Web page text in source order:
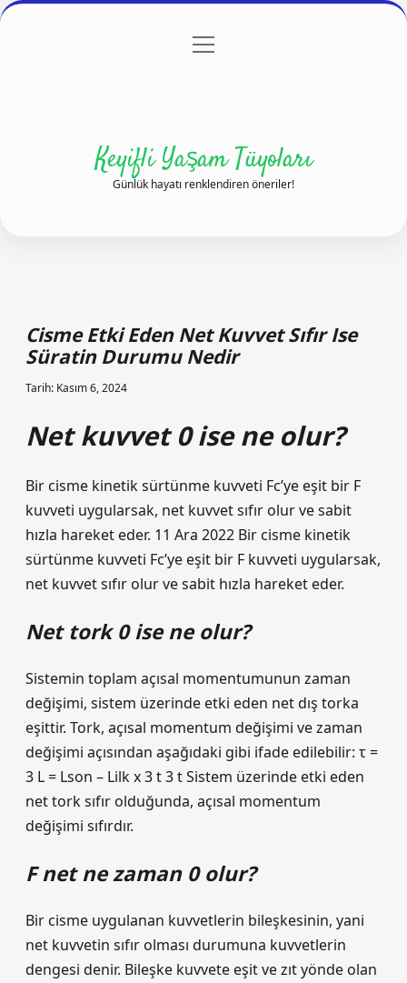
Gizlilik Politikası
menüyü
Keyifli Yaşam Tüyoları
Günlük hayatı renklendiren öneriler!
Cisme Etki Eden Net Kuvvet Sıfır Ise
Süratin Durumu Nedir
Tarih: Kasım 6, 2024
Net kuvvet 0 ise ne olur?
Bir cisme kinetik sürtünme kuvveti Fc’ye eşit bir F
kuvveti uygularsak, net kuvvet sıfır olur ve sabit
hızla hareket eder. 11 Ara 2022 Bir cisme kinetik
sürtünme kuvveti Fc’ye eşit bir F kuvveti uygularsak,
net kuvvet sıfır olur ve sabit hızla hareket eder.
Net tork 0 ise ne olur?
Sistemin toplam açısal momentumunun zaman
değişimi, sistem üzerinde etki eden net dış torka
eşittir. Tork, açısal momentum değişimi ve zaman
değişimi açısından aşağıdaki gibi ifade edilebilir: τ =
3 L = Lson – Lilk x 3 t 3 t Sistem üzerinde etki eden
net tork sıfır olduğunda, açısal momentum
değişimi sıfırdır.
F net ne zaman 0 olur?
Bir cisme uygulanan kuvvetlerin bileşkesinin, yani
net kuvvetin sıfır olması durumuna kuvvetlerin
dengesi denir. Bileşke kuvvete eşit ve zıt yönde olan